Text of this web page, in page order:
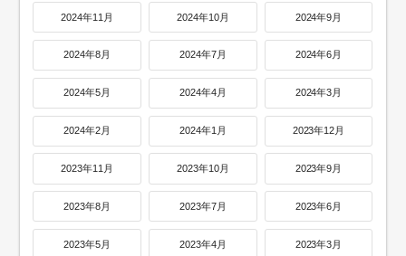
2024年11月 2024年10月 2024年9月
2024年8月 2024年7月 2024年6月
2024年5月 2024年4月 2024年3月
2024年2月 2024年1月 2023年12月
2023年11月 2023年10月 2023年9月
2023年8月 2023年7月 2023年6月
2023年5月 2023年4月 2023年3月